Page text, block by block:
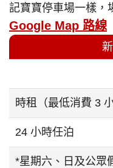
記寶寶停車場一樣，
Google Map 路線
時租（最低消費 3 小
24 小時任泊
*星期六、日及公眾